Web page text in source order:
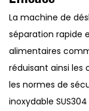
La machine de
séparation rapide
alimentaires
réduisant ainsi
les normes de
inoxydable